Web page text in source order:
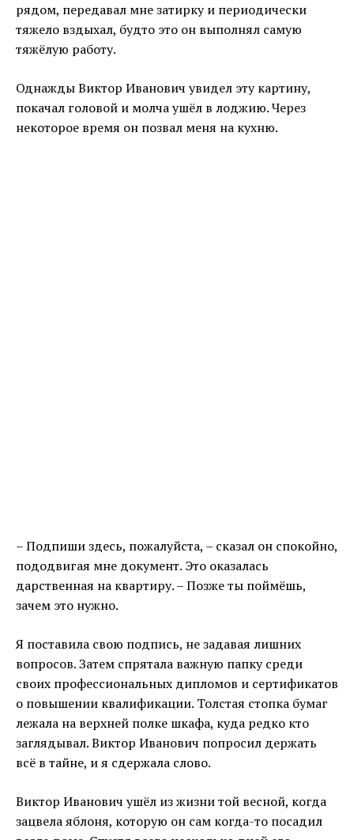
рядом, передавал мне затирку и периодически
тяжело вздыхал, будто это он выполнял самую
тяжёлую работу.
Однажды Виктор Иванович увидел эту картину,
покачал головой и молча ушёл в лоджию. Через
некоторое время он позвал меня на кухню.
– Подпиши здесь, пожалуйста, – сказал он спокойно,
пододвигая мне документ. Это оказалась
дарственная на квартиру. – Позже ты поймёшь,
зачем это нужно.
Я поставила свою подпись, не задавая лишних
вопросов. Затем спрятала важную папку среди
своих профессиональных дипломов и сертификатов
о повышении квалификации. Толстая стопка бумаг
лежала на верхней полке шкафа, куда редко кто
заглядывал. Виктор Иванович попросил держать
всё в тайне, и я сдержала слово.
Виктор Иванович ушёл из жизни той весной, когда
зацвела яблоня, которую он сам когда-то посадил